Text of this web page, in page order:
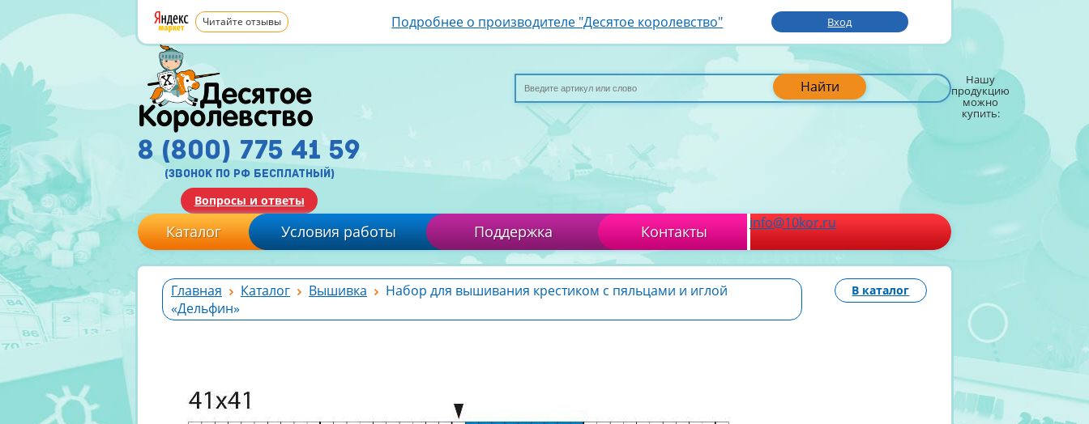
Читайте отзывы Подробнее о производителе "Десятое королевство" Вход
Найти Нашу
продукцию
можно
купить:
8 (800) 775 41 59
(звонок по рф бесплатный)
Вопросы и ответы
Каталог Условия работы Поддержка Контакты info@10kor.ru
Главная Каталог Вышивка
Набор для вышивания крестиком с пяльцами и иглой
«Дельфин»
В каталог